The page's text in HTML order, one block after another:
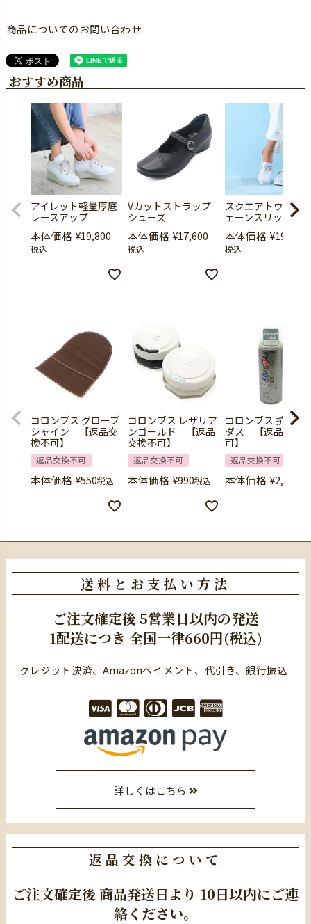
商品についてのお問い合わせ
おすすめ商品
アイレット軽量厚底
レースアップ
本体価格 ¥19,800
税込
Vカットストラップ
シューズ
本体価格 ¥17,600
税込
スクエアトウ厚底
ェーンスリッポン
本体価格 ¥19,800
税込
コロンブス グローブ
シャイン 【返品交
換不可】
返品交換不可
本体価格 ¥550税込
コロンブス レザリア
ンゴールド 【返品
交換不可】
返品交換不可
本体価格 ¥990税込
コロンブス 抗菌ア
ダス 【返品交換
可】
返品交換不可
本体価格 ¥2,420
送料とお支払い方法
ご注文確定後 5営業日以内の発送
1配送につき 全国一律660円(税込)
クレジット決済、Amazonペイメント、代引き、銀行振込
詳しくはこちら
返品交換について
ご注文確定後商品発送日より 10日以内にご連
絡ください。